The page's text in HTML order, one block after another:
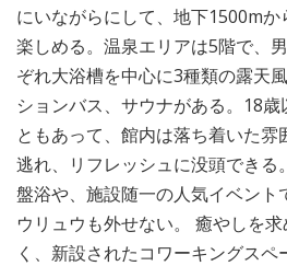
にいながらにして、地下1500m
楽しめる。温泉エリアは5階で、
ぞれ大浴槽を中心に3種類の露天
ションバス、サウナがある。18
ともあって、館内は落ち着いた雰
逃れ、リフレッシュに没頭できる
盤浴や、施設随一の人気イベント
ウリュウも外せない。 癒やしを
く、新設されたコワーキングス